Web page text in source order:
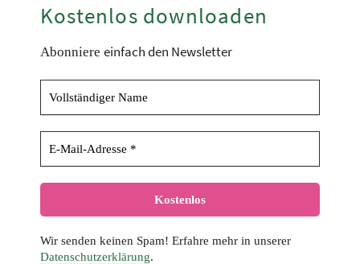
Kostenlos downloaden
Abonniere einfach den Newsletter
Wir senden keinen Spam! Erfahre mehr in unserer
Datenschutzerklärung.